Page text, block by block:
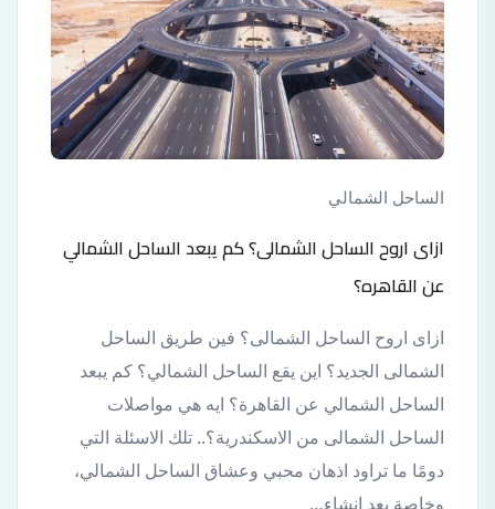
الساحل الشمالي
ازاى اروح الساحل الشمالى؟ كم يبعد الساحل الشمالي
عن القاهره؟
ازاى اروح الساحل الشمالى؟ فين طريق الساحل
الشمالى الجديد؟ اين يقع الساحل الشمالي؟ كم يبعد
الساحل الشمالي عن القاهرة؟ ايه هي مواصلات
الساحل الشمالى من الاسكندرية؟.. تلك الاسئلة التي
دومًا ما تراود اذهان محبي وعشاق الساحل الشمالي،
وخاصة بعد انشاء…